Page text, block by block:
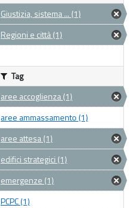
Giustizia, sistema ... (1)
Regioni e città (1)
Tag
aree accoglienza (1)
aree ammassamento (1)
aree attesa (1)
edifici strategici (1)
emergenze (1)
PCPC (1)